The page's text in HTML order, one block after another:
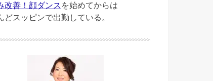
改善！顔ダンス を始めてからは
どスッピンで出勤している。